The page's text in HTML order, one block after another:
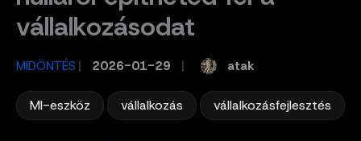
vállalkozásodat
MIDÖNTÉS / 2026-01-29 atak
MI-eszköz vállalkozás vállalkozásfejlesztés